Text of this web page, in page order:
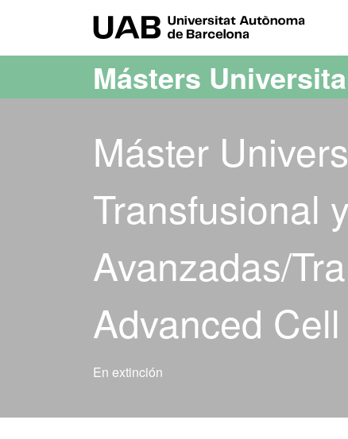
Másters
Máster
Transfusional
Avanzadas/
Advanced
En extinción